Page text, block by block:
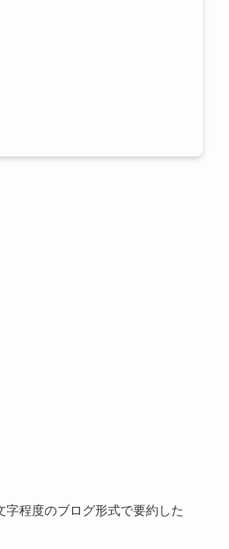
程度のブログ形式で要約した